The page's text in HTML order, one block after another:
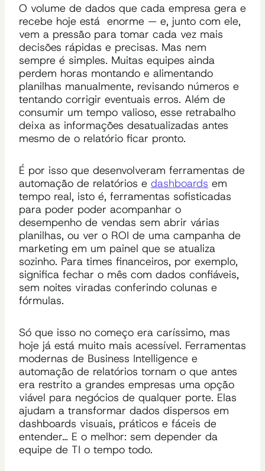
O volume de dados que cada empresa gera e
recebe hoje está enorme — e, junto com ele,
vem a pressão para tomar cada vez mais
decisões rápidas e precisas. Mas nem
sempre é simples. Muitas equipes ainda
perdem horas montando e alimentando
planilhas manualmente, revisando números e
tentando corrigir eventuais erros. Além de
consumir um tempo valioso, esse retrabalho
deixa as informações desatualizadas antes
mesmo de o relatório ficar pronto.
É por isso que desenvolveram ferramentas de
automação de relatórios e dashboards em
tempo real, isto é, ferramentas sofisticadas
para poder poder acompanhar o
desempenho de vendas sem abrir várias
planilhas, ou ver o ROI de uma campanha de
marketing em um painel que se atualiza
sozinho. Para times financeiros, por exemplo,
significa fechar o mês com dados confiáveis,
sem noites viradas conferindo colunas e
fórmulas.
Só que isso no começo era caríssimo, mas
hoje já está muito mais acessível. Ferramentas
modernas de Business Intelligence e
automação de relatórios tornam o que antes
era restrito a grandes empresas uma opção
viável para negócios de qualquer porte. Elas
ajudam a transformar dados dispersos em
dashboards visuais, práticos e fáceis de
entender… E o melhor: sem depender da
equipe de TI o tempo todo.